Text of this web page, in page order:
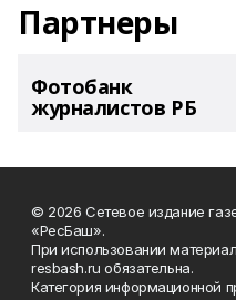
Партнеры
Фотобанк
журналистов РБ
© 2026 Сетевое издание
«РесБаш».
При использовании
resbash.ru обязательна.
Категория информационной